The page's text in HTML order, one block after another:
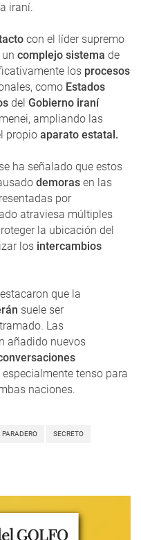
iraní.
con el líder supremo
complejo sistema de
los procesos
como Estados
del Gobierno iraní
ampliando las
propio aparato estatal.
ha señalado que estos
demoras en las
por
atraviesa múltiples
la ubicación del
los intercambios
que la
suele ser
Las
añadido nuevos
tenso para
naciones.
PARADERO SECRETO